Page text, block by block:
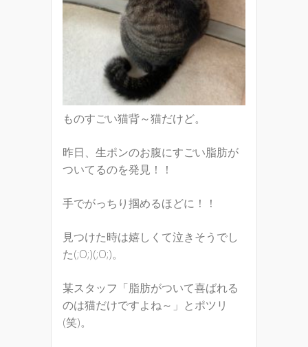
ものすごい猫背～猫だけど。
昨日、生ポンのお腹にすごい脂肪が
ついてるのを発見！！
手でがっちり掴めるほどに！！
見つけた時は嬉しくて泣きそうでし
た(;O;)(;O;)。
某スタッフ「脂肪がついて喜ばれる
のは猫だけですよね～」とポツリ
(笑)。